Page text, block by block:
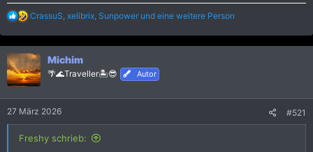
R
a
k
t
i
o
n
:
CrassuS xelibrix Sunpower und eine weitere Person
Michim
🌴🌊Traveller🏝️😎 Autor
27 März 2026 #521
Freshy schrieb: